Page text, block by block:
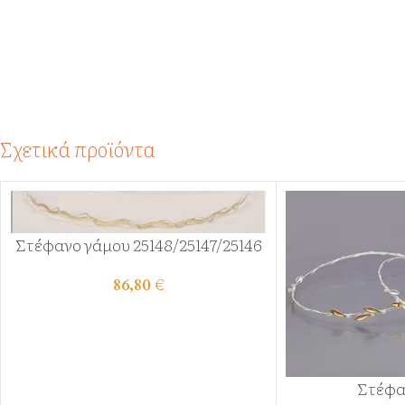
Σχετικά προϊόντα
Στέφανο γάμου 25148/25147/25146
86,80€